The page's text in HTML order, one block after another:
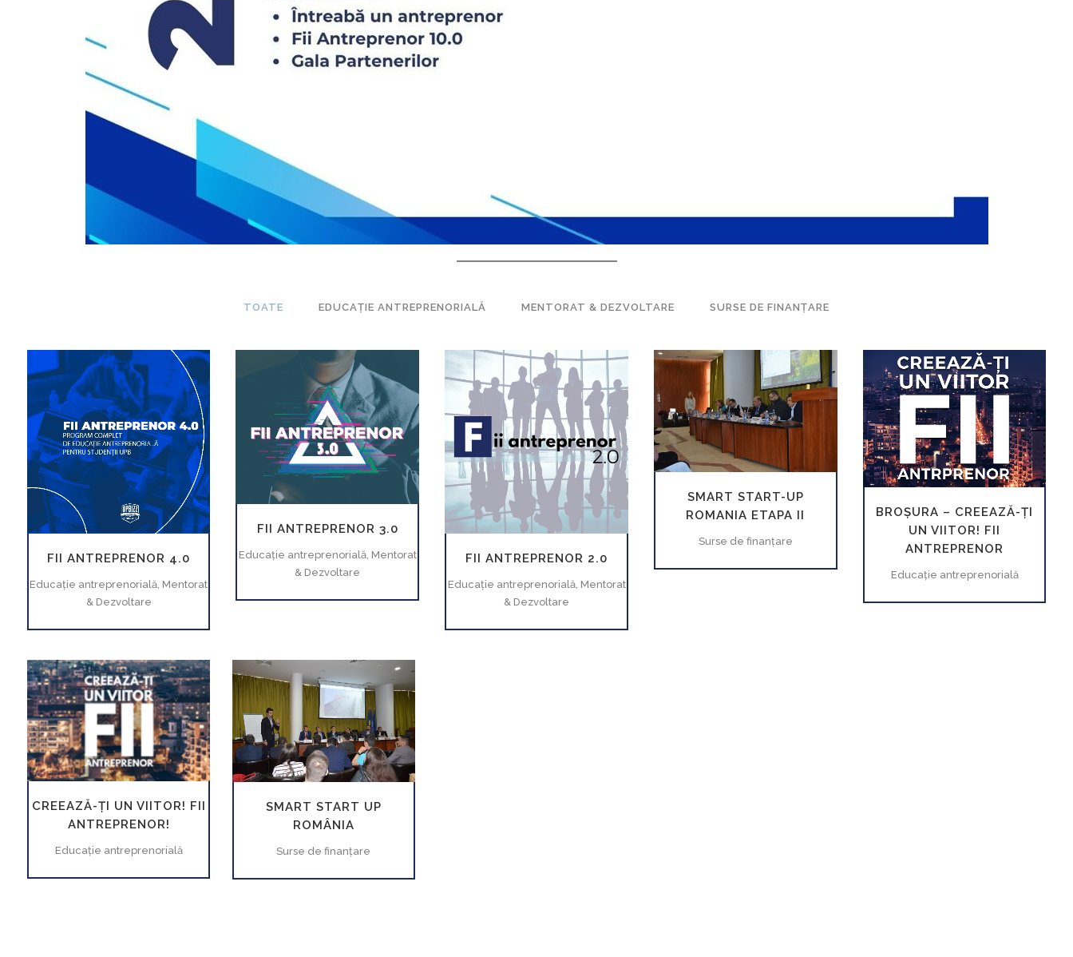
TOATE EDUCAŢIE ANTREPRENORIALĂ MENTORAT & DEZVOLTARE SURSE DE FINANŢARE
MĂREŞTE VEZI
FII ANTREPRENOR 4.0
Educaţie antreprenorială, Mentorat
& Dezvoltare
MĂREŞTE VEZI
FII ANTREPRENOR 3.0
Educaţie antreprenorială, Mentorat
& Dezvoltare
MĂREŞTE VEZI
FII ANTREPRENOR 2.0
Educaţie antreprenorială, Mentorat
& Dezvoltare
MĂREŞTE VEZI
SMART START-UP
ROMANIA ETAPA II
Surse de finanţare
MĂREŞTE VEZI
BROȘURA – CREEAZĂ-ȚI
UN VIITOR! FII
ANTREPRENOR
Educaţie antreprenorială
MĂREŞTE VEZI
CREEAZĂ-ȚI UN VIITOR! FII
ANTREPRENOR!
Educaţie antreprenorială
MĂREŞTE VEZI
SMART START UP
ROMÂNIA
Surse de finanţare